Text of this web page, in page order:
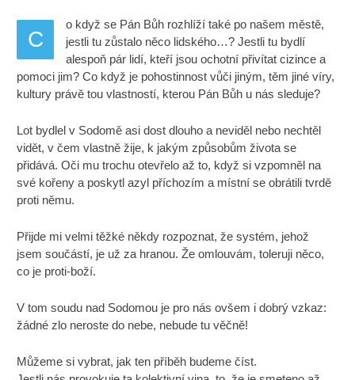
C
o když se Pán Bůh rozhlíží také po našem městě,
jestli tu zůstalo něco lidského…? Jestli tu bydlí
alespoň pár lidí, kteří jsou ochotní přivítat cizince a
pomoci jim? Co když je pohostinnost vůči jiným, těm jiné víry,
kultury právě tou vlastností, kterou Pán Bůh u nás sleduje?
Lot bydlel v Sodomě asi dost dlouho a neviděl nebo nechtěl
vidět, v čem vlastně žije, k jakým způsobům života se
přidává. Oči mu trochu otevřelo až to, když si vzpomněl na
své kořeny a poskytl azyl příchozím a místní se obrátili tvrdě
proti němu.
Přijde mi velmi těžké někdy rozpoznat, že systém, jehož
jsem součástí, je už za hranou. Že omlouvám, toleruji něco,
co je proti-boží.
V tom soudu nad Sodomou je pro nás ovšem i dobrý vzkaz:
žádné zlo neroste do nebe, nebude tu věčně!
Můžeme si vybrat, jak ten příběh budeme číst.